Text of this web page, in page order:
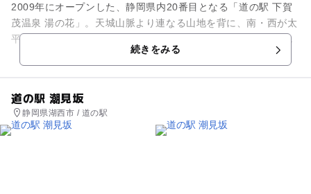
2009年にオープンした、静岡県内20番目となる「道の駅 下賀
茂温泉 湯の花」。天城山脈より連なる山地を背に、南・西が太
平洋に開けた風光明媚な景勝地である南伊豆町の観光案内のほ
続きをみる
道の駅 潮見坂
静岡県湖西市 / 道の駅